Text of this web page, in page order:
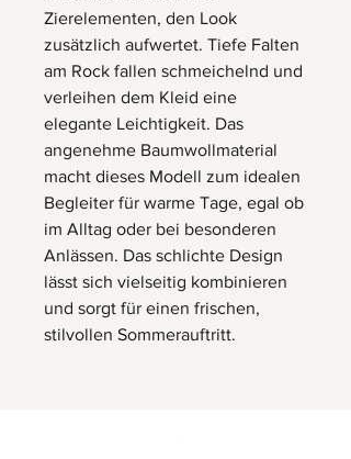
Zierelementen, den Look
zusätzlich aufwertet. Tiefe Falten
am Rock fallen schmeichelnd und
verleihen dem Kleid eine
elegante Leichtigkeit. Das
angenehme Baumwollmaterial
macht dieses Modell zum idealen
Begleiter für warme Tage, egal ob
im Alltag oder bei besonderen
Anlässen. Das schlichte Design
lässt sich vielseitig kombinieren
und sorgt für einen frischen,
stilvollen Sommerauftritt.